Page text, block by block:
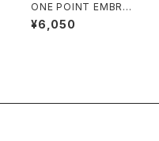
ONE POINT EMBROI
DERED “wine” TEE b
lack
¥6,050